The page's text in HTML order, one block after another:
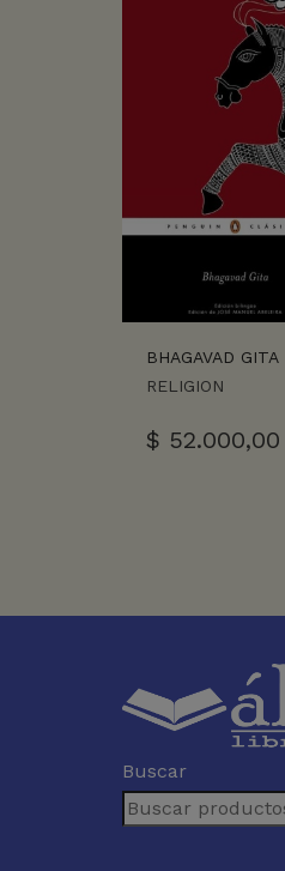
BHAGAVAD GITA
RELIGION
$ 52.000,00
Buscar